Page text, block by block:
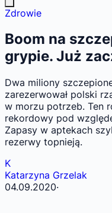
Zdrowie
Boom na
grypie. Już
Dwa miliony
zarezerwował polski
w morzu potrzeb. Ten
rekordowy pod
Zapasy w aptekach
rezerwy topnieją.
K
Katarzyna Grzelak
04.09.2020·